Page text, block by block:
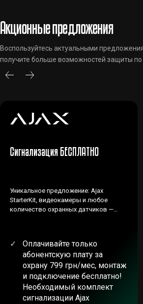
Акционные предложения
Воспользуйтесь актуальными
получите больше возможностей защиты по
Сигнализация БЕСПЛАТНО
Уникальное предложение: Ajax
StarterKit, видеокамеры и любое
количество охранных датчиков —
Оплачивайте только
абонентскую плату за
охрану 799 грн/мес, монтаж
и подключение бесплатно!
Необходимый комплект
сигнализации Ajax